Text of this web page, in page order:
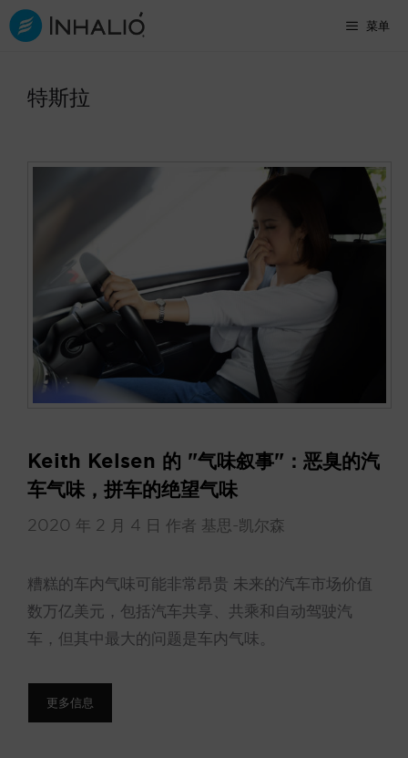
跳
至
菜单
特斯拉
Keith Kelsen 的 "气味叙事"：恶臭的汽
车气味，拼车的绝望气味
2020 年 2 月 4 日 作者 基思-凯尔森
糟糕的车内气味可能非常昂贵 未来的汽车市场价值
数万亿美元，包括汽车共享、共乘和自动驾驶汽
车，但其中最大的问题是车内气味。
更多信息